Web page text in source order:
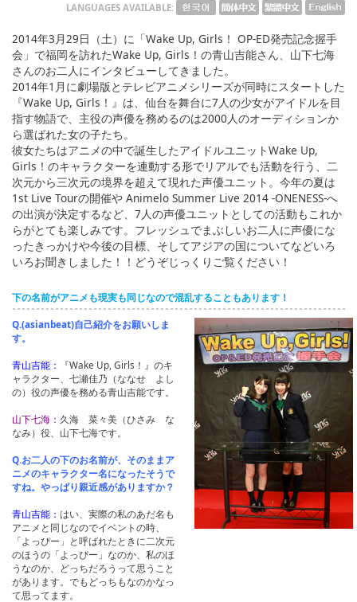
LANGUAGES AVAILABLE:
2014年3月29日（土）に「Wake Up, Girls！ OP-ED発売記念握手
会」で福岡を訪れたWake Up, Girls！の青山吉能さん、山下七海
さんのお二人にインタビューしてきました。
2014年1月に劇場版とテレビアニメシリーズが同時にスタートした
『Wake Up, Girls！』は、仙台を舞台に7人の少女がアイドルを目
指す物語で、主役の声優を務めるのは2000人のオーディションか
ら選ばれた女の子たち。
彼女たちはアニメの中で誕生したアイドルユニットWake Up,
Girls！のキャラクターを連動する形でリアルでも活動を行う、二
次元から三次元の境界を超えて現れた声優ユニット。今年の夏は
1st Live Tourの開催や Animelo Summer Live 2014 -ONENESS-へ
の出演が決定するなど、7人の声優ユニットとしての活動もこれか
らがとても楽しみです。フレッシュでまぶしいお二人に声優にな
ったきっかけや今後の目標、そしてアジアの国についてなどいろ
いろお聞きしました！！どうぞじっくりご覧ください！
下の名前がアニメも現実も同じなので混乱することもあります！
Q.(asianbeat)自己紹介をお願いしま
す。
青山吉能：
『Wake Up, Girls！』のキ
ャラクター、七瀬佳乃（ななせ よし
の）役の声優を務める青山吉能です。
山下七海： 久海 菜々美（ひさみ な
なみ）役、山下七海です。
Q.お二人の下のお名前が、そのままア
ニメのキャラクター名になったそうで
すね。やっぱり親近感がありますか？
青山吉能： はい、実際の私のあだ名も
アニメと同じなのでイベントの時、
「よっぴー」と呼ばれたときに二次元
のほうの「よっぴー」なのか、私のほ
うなのか、どっちだろうって思うこと
があります。でもどっちもなのかなっ
て思ってます。